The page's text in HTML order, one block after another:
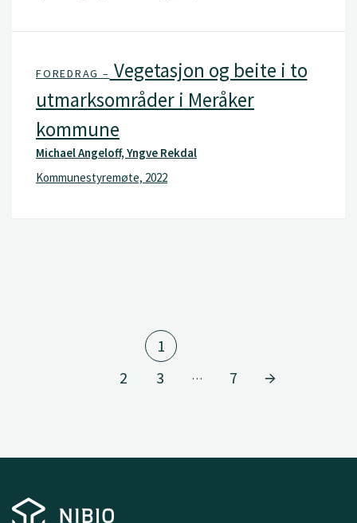
FOREDRAG – Vegetasjon og beite i to
utmarksområder i Meråker
kommune
Michael Angeloff, Yngve Rekdal
Kommunestyremøte, 2022
1
2
3 … 7